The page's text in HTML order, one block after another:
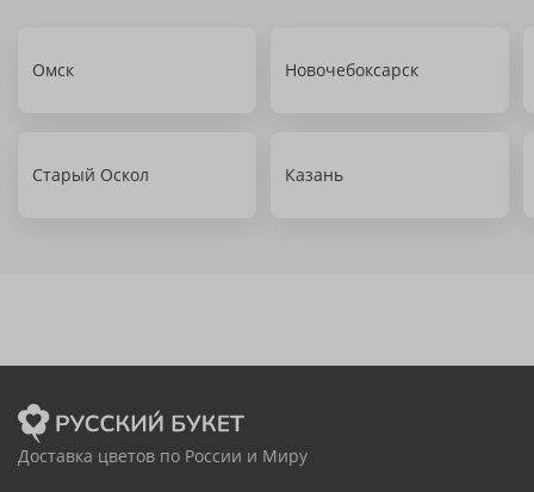
Омск Новочебоксарск
Старый Оскол Казань
Доставка цветов по России и Миру